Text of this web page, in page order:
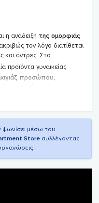
η ανάδειξη της ομορφιάς
τον λόγο διατίθεται
και άντρες. Στο
προϊόντα γυναικείας
προσώπου,
για τα αγαπημένα σου
παλέτες.
αρώματα, είδη
ψωνίσει μέσω του
Store συλλέγοντας